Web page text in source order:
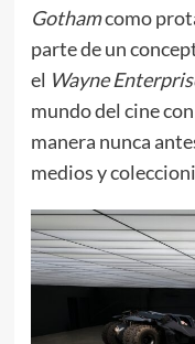
Gothamcomo
parte de un
el Wayne
mundo del cine
manera nunca
medios y